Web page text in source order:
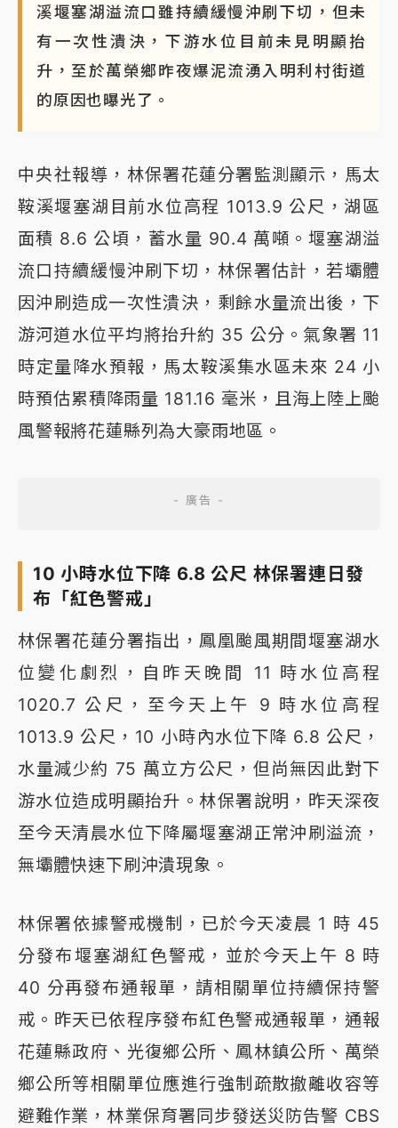
溪堰塞湖溢流口雖持續緩慢沖刷下切，但未
有一次性潰決，下游水位目前未見明顯抬
升，至於萬榮鄉昨夜爆泥流湧入明利村街道
的原因也曝光了。
中央社報導，林保署花蓮分署監測顯示，馬太
鞍溪堰塞湖目前水位高程 1013.9 公尺，湖區
面積 8.6 公頃，蓄水量 90.4 萬噸。堰塞湖溢
流口持續緩慢沖刷下切，林保署估計，若壩體
因沖刷造成一次性潰決，剩餘水量流出後，下
游河道水位平均將抬升約 35 公分。氣象署 11
時定量降水預報，馬太鞍溪集水區未來 24 小
時預估累積降雨量 181.16 毫米，且海上陸上颱
風警報將花蓮縣列為大豪雨地區。
10 小時水位下降 6.8 公尺 林保署連日發
布「紅色警戒」
林保署花蓮分署指出，鳳凰颱風期間堰塞湖水
位變化劇烈，自昨天晚間 11 時水位高程
1020.7 公尺，至今天上午 9 時水位高程
1013.9 公尺，10 小時內水位下降 6.8 公尺，
水量減少約 75 萬立方公尺，但尚無因此對下
游水位造成明顯抬升。林保署說明，昨天深夜
至今天清晨水位下降屬堰塞湖正常沖刷溢流，
無壩體快速下刷沖潰現象。
林保署依據警戒機制，已於今天凌晨 1 時 45
分發布堰塞湖紅色警戒，並於今天上午 8 時
40 分再發布通報單，請相關單位持續保持警
戒。昨天已依程序發布紅色警戒通報單，通報
花蓮縣政府、光復鄉公所、鳳林鎮公所、萬榮
鄉公所等相關單位應進行強制疏散撤離收容等
避難作業，林業保育署同步發送災防告警 CBS